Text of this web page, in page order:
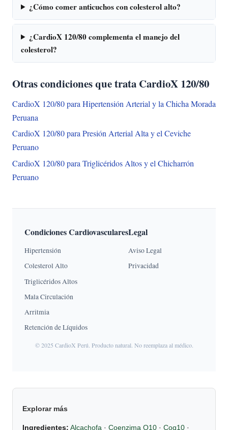
¿Cómo comer anticuchos con colesterol alto?
¿CardioX 120/80 complementa el manejo del
colesterol?
Otras condiciones que trata CardioX 120/80
CardioX 120/80 para Hipertensión Arterial y la Chicha Morada
Peruana
CardioX 120/80 para Presión Arterial Alta y el Ceviche
Peruano
CardioX 120/80 para Triglicéridos Altos y el Chicharrón
Peruano
Condiciones Cardiovasculares
Hipertensión
Colesterol Alto
Triglicéridos Altos
Mala Circulación
Arritmia
Retención de Líquidos
Legal
Aviso Legal
Privacidad
© 2025 CardioX Perú. Producto natural. No reemplaza al médico.
Explorar más
Ingredientes: Alcachofa ·Coenzima Q10 ·Coq10 ·